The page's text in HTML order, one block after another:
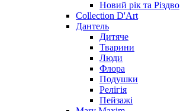
Новий рік та Різдво
Collection D'Art
Дантель
Дитяче
Тварини
Люди
Флора
Подушки
Релігія
Пейзажі